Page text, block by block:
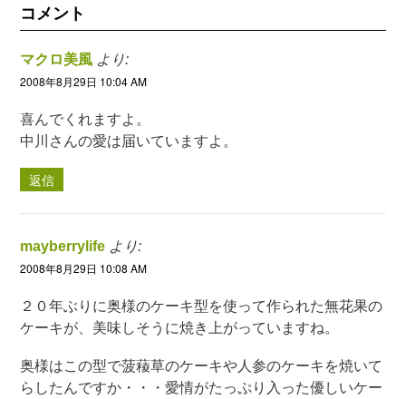
コメント
マクロ美風 より:
2008年8月29日 10:04 AM
喜んでくれますよ。
中川さんの愛は届いていますよ。
返信
mayberrylife より:
2008年8月29日 10:08 AM
２０年ぶりに奥様のケーキ型を使って作られた無花果の
ケーキが、美味しそうに焼き上がっていますね。
奥様はこの型で菠薐草のケーキや人参のケーキを焼いて
らしたんですか・・・愛情がたっぷり入った優しいケー